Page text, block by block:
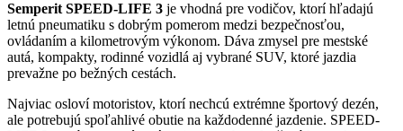
Semperit SPEED-LIFE 3 je vhodná pre vodičov, ktorí hľadajú
letnú pneumatiku s dobrým pomerom medzi bezpečnosťou,
ovládaním a kilometrovým výkonom. Dáva zmysel pre mestské
autá, kompakty, rodinné vozidlá aj vybrané SUV, ktoré jazdia
prevažne po bežných cestách.
Najviac osloví motoristov, ktorí nechcú extrémne športový dezén,
ale potrebujú spoľahlivé obutie na každodenné jazdenie. SPEED-